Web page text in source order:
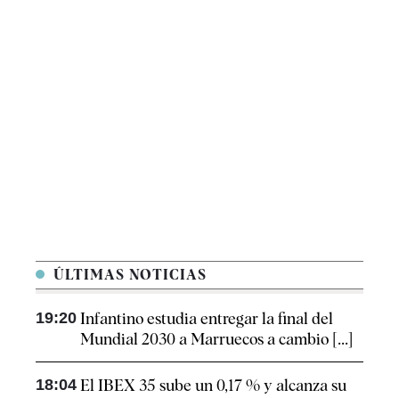
ÚLTIMAS NOTICIAS
19:20 Infantino estudia entregar la final del
Mundial 2030 a Marruecos a cambio [...]
18:04 El IBEX 35 sube un 0,17 % y alcanza su